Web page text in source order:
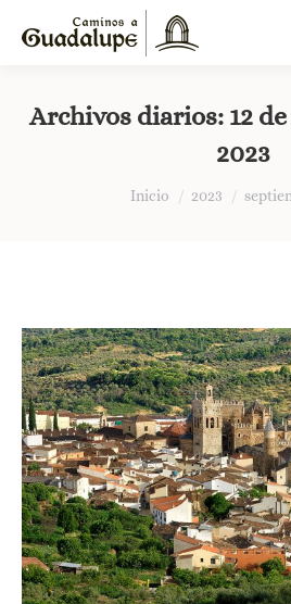
Archivos diarios: 12
2023
Estás aquí:
Inicio 2023